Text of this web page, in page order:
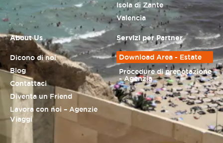
Isola di Zante
Valencia
About Us
Dicono di noi
Blog
Contattaci
Diventa un Friend
Lavora con noi – Agenzie
Viaggi
Servizi per Partner
Download Area - Estate
Procedure di prenotazione
- Agenzia